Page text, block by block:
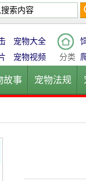
宠物大全
宠物视频 分类
故事 宠物法规